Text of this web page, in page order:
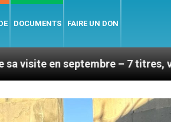
DOCUMENTS FAIRE UN DON
– 7 titres, vendredi 7 août 2026